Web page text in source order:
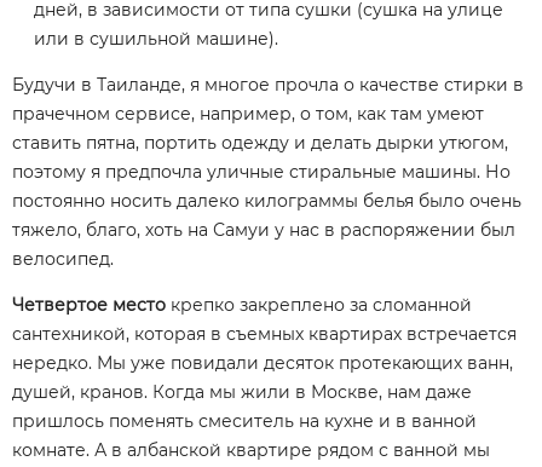
дней, в зависимости от типа сушки (сушка на улице
или в сушильной машине).
Будучи в Таиланде, я многое прочла о качестве стирки в
прачечном сервисе, например, о том, как там умеют
ставить пятна, портить одежду и делать дырки утюгом,
поэтому я предпочла уличные стиральные машины. Но
постоянно носить далеко килограммы белья было очень
тяжело, благо, хоть на Самуи у нас в распоряжении был
велосипед.
Четвертое место крепко закреплено за сломанной
сантехникой, которая в съемных квартирах встречается
нередко. Мы уже повидали десяток протекающих ванн,
душей, кранов. Когда мы жили в Москве, нам даже
пришлось поменять смеситель на кухне и в ванной
комнате. А в албанской квартире рядом с ванной мы